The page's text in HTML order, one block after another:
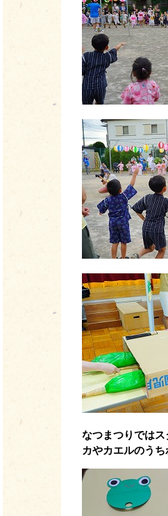
なつまつりでは
カやカエルのう